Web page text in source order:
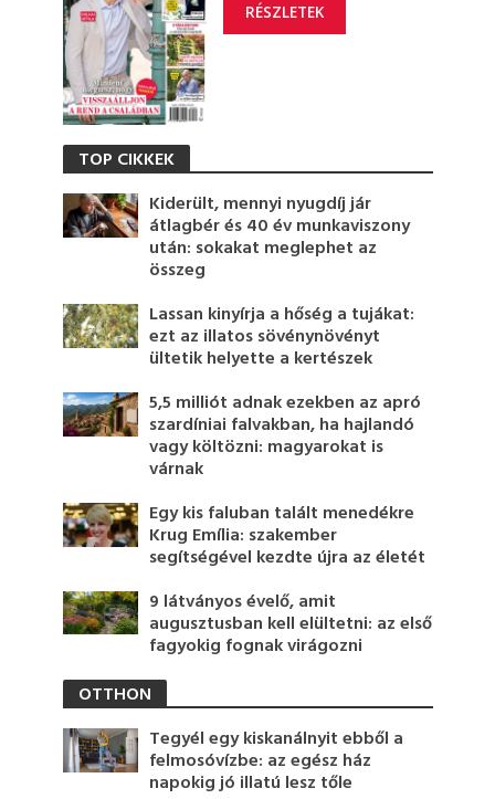
RÉSZLETEK
TOP CIKKEK
Kiderült, mennyi nyugdíj jár
átlagbér és 40 év munkaviszony
után: sokakat meglephet az
összeg
Lassan kinyírja a hőség a tujákat:
ezt az illatos sövénynövényt
ültetik helyette a kertészek
5,5 milliót adnak ezekben az apró
szardíniai falvakban, ha hajlandó
vagy költözni: magyarokat is
várnak
Egy kis faluban talált menedékre
Krug Emília: szakember
segítségével kezdte újra az életét
9 látványos évelő, amit
augusztusban kell elültetni: az első
fagyokig fognak virágozni
OTTHON
Tegyél egy kiskanálnyit ebből a
felmosóvízbe: az egész ház
napokig jó illatú lesz tőle